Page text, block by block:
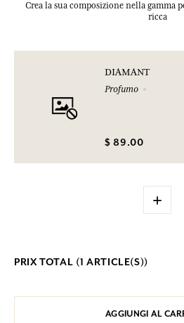
Crea la sua composizione nella gamma
ricca
DIAMANT
Profumo
$ 89.00
+
PRIX TOTAL (1 ARTICLE(S))
AGGIUNGI AL